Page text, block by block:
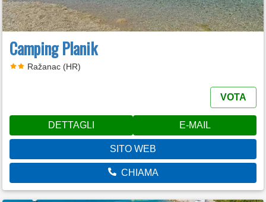
Camping Planik
Ražanac (HR)
VOTA
DETTAGLI E-MAIL
SITO WEB
CHIAMA